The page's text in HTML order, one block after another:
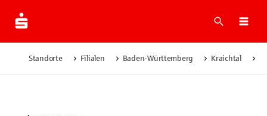
Suche
Standorte Filialen Baden-Württemberg Kraichtal